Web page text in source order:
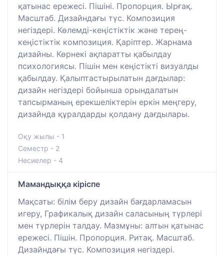
қатынас ережесі. Пішіні. Пропорция. Ырғақ.
Масштаб. Дизайндағы түс. Композиция
негіздері. Көлемді-кеңістіктік және терең-
кеңістіктік композиция. Қаріптер. Жарнама
дизайны. Көрнекі ақпаратты қабылдау
психологиясы. Пішін мен кеңістікті визуалды
қабылдау. Қалыптастырылатын дағдылар:
дизайн негіздері бойынша орындалатын
тапсырманың ерекшеліктерін еркін меңгеру,
дизайнда құралдарды қолдану дағдылары.
Оқу жылы - 1
Семестр - 2
Несиелер - 4
Мамандыққа кіріспе
Мақсаты: білім беру дизайн бағдарламасын
игеру, Графикалық дизайн саласының түрлері
мен түрлерін талдау. Мазмұны: алтын қатынас
ережесі. Пішін. Пропорция. Ритақ. Масштаб.
Дизайндағы түс. Композиция негіздері.